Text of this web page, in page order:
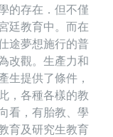
的存在．但不僅
廷教育中。而在
途夢想施行的普
改觀。生產力和
生提供了條件，
，各種各樣的教
看，有胎教、學
育及研究生教育